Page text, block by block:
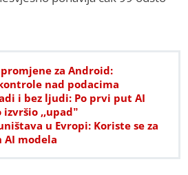
za Android:
nad podacima
i bez ljudi: Po prvi put AI
,,upad”
u Evropi: Koriste se za
AI modela